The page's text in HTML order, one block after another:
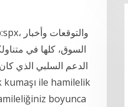
السوق، كلها في
الدعم السلبي الذي كان
boyunca